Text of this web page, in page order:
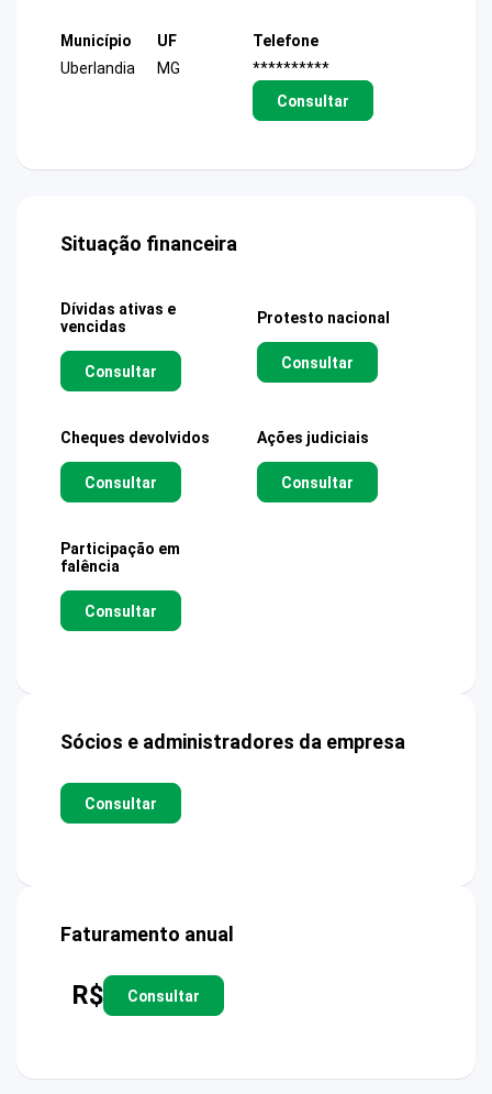
Município
Uberlandia
UF
MG
Telefone
**********
Consultar
Situação financeira
Dívidas ativas e
vencidas
Consultar
Protesto nacional
Consultar
Cheques devolvidos
Consultar
Ações judiciais
Consultar
Participação em
falência
Consultar
Sócios e administradores da empresa
Consultar
Faturamento anual
R$ Consultar